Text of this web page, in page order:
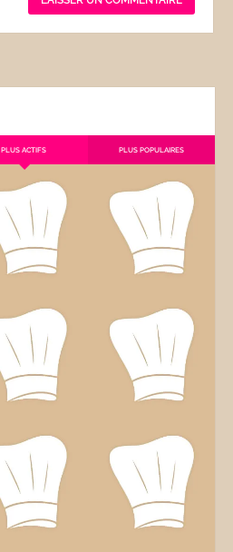
PLUS ACTIFS PLUS POPULAIRES